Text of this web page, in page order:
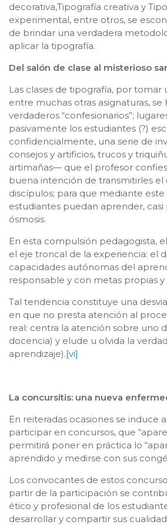
decorativa,Tipografía creativa y
experimental, entre otros, se
de brindar una verdadera
aplicar la tipografía.
Del salón de clase al misterioso
Las clases de tipografía, por tomar
entre muchas otras asignaturas,
verdaderos “confesionarios”;
pasivamente los estudiantes (?)
confidencialmente, una serie de
consejos y artificios, trucos y
artimañas— que el profesor
buena intención de transmitirles el
discípulos; para que mediante
estudiantes puedan aprender,
ósmosis.
En esta compulsión pedagogista,
el eje troncal de la experiencia: el
capacidades autónomas del
responsable y con metas propias y
Tal tendencia constituye una
en que no presta atención al
real: centra la atención sobre uno
docencia) y elude u olvida la
aprendizaje).[vi]
La concursitis: una nueva
En reiteradas ocasiones se induce
participar en concursos, que
permitirá poner en práctica lo
aprendido y medirse con sus
Los convocantes de estos
partir de la participación se
ético y profesional de los
desarrollar y compartir sus